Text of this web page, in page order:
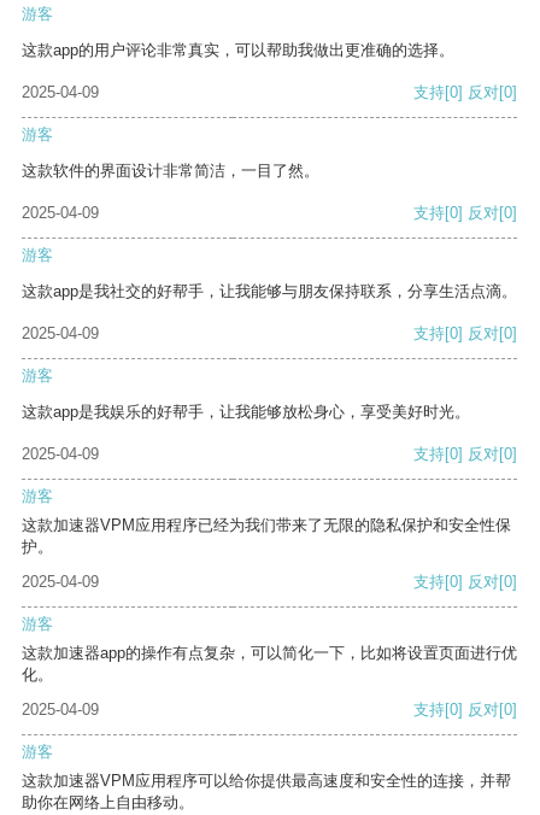
游客
这款app的用户评论非常真实，可以帮助我做出更准确的选择。
2025-04-09 支持[0] 反对[0]
游客
这款软件的界面设计非常简洁，一目了然。
2025-04-09 支持[0] 反对[0]
游客
这款app是我社交的好帮手，让我能够与朋友保持联系，分享生活点滴。
2025-04-09 支持[0] 反对[0]
游客
这款app是我娱乐的好帮手，让我能够放松身心，享受美好时光。
2025-04-09 支持[0] 反对[0]
游客
这款加速器VPM应用程序已经为我们带来了无限的隐私保护和安全性保
护。
2025-04-09
支持[0] 反对[0]
游客
这款加速器app的操作有点复杂，可以简化一下，比如将设置页面进行优
化。
2025-04-09
支持[0] 反对[0]
游客
这款加速器VPM应用程序可以给你提供最高速度和安全性的连接，并帮
助你在网络上自由移动。